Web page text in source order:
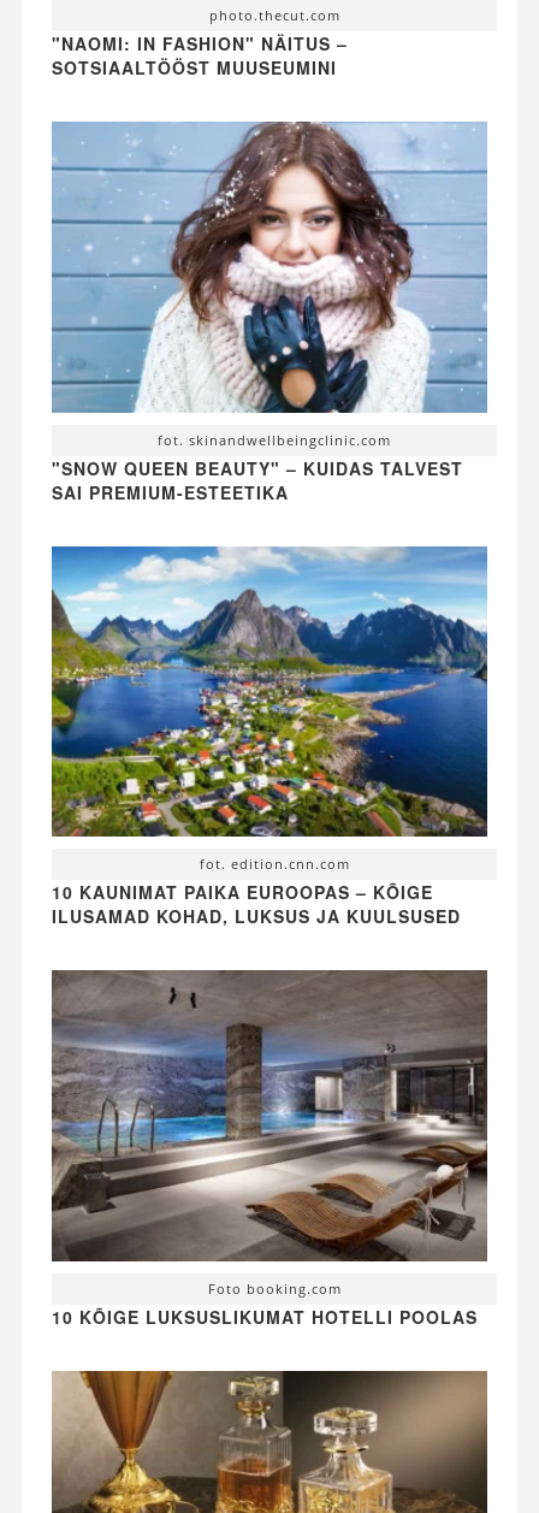
photo.thecut.com
"NAOMI: IN FASHION" NÄITUS –
SOTSIAALTÖÖST MUUSEUMINI
fot. skinandwellbeingclinic.com
"SNOW QUEEN BEAUTY" – KUIDAS TALVEST
SAI PREMIUM-ESTEETIKA
fot. edition.cnn.com
10 KAUNIMAT PAIKA EUROOPAS – KÕIGE
ILUSAMAD KOHAD, LUKSUS JA KUULSUSED
Foto booking.com
10 KÕIGE LUKSUSLIKUMAT HOTELLI POOLAS